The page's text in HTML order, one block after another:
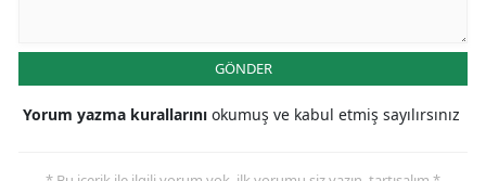
GÖNDER
Yorum yazma kurallarını okumuş ve kabul etmiş sayılırsınız